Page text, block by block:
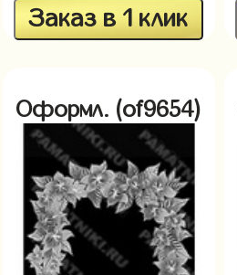
Заказ в 1 клик
Оформл. (of9654)